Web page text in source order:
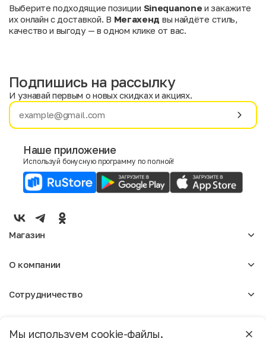
Выберите подходящие позиции Sinequanone и закажите
их онлайн с доставкой. В Мегахенд вы найдёте стиль,
качество и выгоду — в одном клике от вас.
Имя
E-mail
Мужской
Мы используем cookie-файлы.
Москва
Подпишись на рассылку
И узнавай первым о новых скидках и акциях.
Наше приложение
Используй бонусную программу по полной!
Магазин
Мужское
О компании
Отзывы
Магазины
Сотрудничество